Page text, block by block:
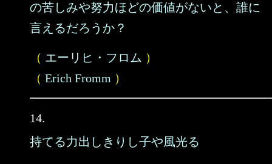
の苦しみや努力ほどの価値がないと、誰に
言えるだろうか？
（ エーリヒ・フロム ）
（ Erich Fromm ）
14.
持てる力出しきりし子や風光る